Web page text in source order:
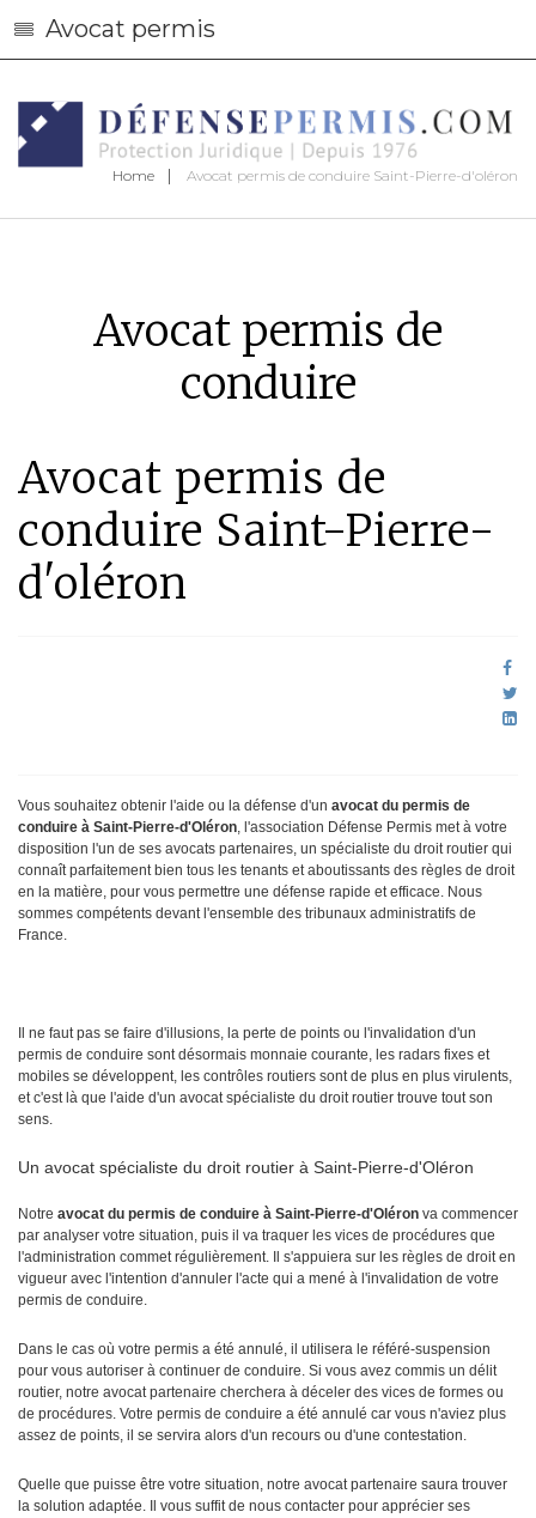
Avocat permis
Home Avocat permis de conduire Saint-Pierre-d'oléron
Avocat permis de
conduire
Avocat permis de
conduire Saint-Pierre-
d'oléron
Vous souhaitez obtenir l'aide ou la défense d'un avocat du permis de
conduire à Saint-Pierre-d'Oléron, l'association Défense Permis met à votre
disposition l'un de ses avocats partenaires, un spécialiste du droit routier qui
connaît parfaitement bien tous les tenants et aboutissants des règles de droit
en la matière, pour vous permettre une défense rapide et efficace. Nous
sommes compétents devant l'ensemble des tribunaux administratifs de
France.
Il ne faut pas se faire d'illusions, la perte de points ou l'invalidation d'un
permis de conduire sont désormais monnaie courante, les radars fixes et
mobiles se développent, les contrôles routiers sont de plus en plus virulents,
et c'est là que l'aide d'un avocat spécialiste du droit routier trouve tout son
sens.
Un avocat spécialiste du droit routier à Saint-Pierre-d'Oléron
Notre avocat du permis de conduire à Saint-Pierre-d'Oléron va commencer
par analyser votre situation, puis il va traquer les vices de procédures que
l'administration commet régulièrement. Il s'appuiera sur les règles de droit en
vigueur avec l'intention d'annuler l'acte qui a mené à l'invalidation de votre
permis de conduire.
Dans le cas où votre permis a été annulé, il utilisera le référé-suspension
pour vous autoriser à continuer de conduire. Si vous avez commis un délit
routier, notre avocat partenaire cherchera à déceler des vices de formes ou
de procédures. Votre permis de conduire a été annulé car vous n'aviez plus
assez de points, il se servira alors d'un recours ou d'une contestation.
Quelle que puisse être votre situation, notre avocat partenaire saura trouver
la solution adaptée. Il vous suffit de nous contacter pour apprécier ses